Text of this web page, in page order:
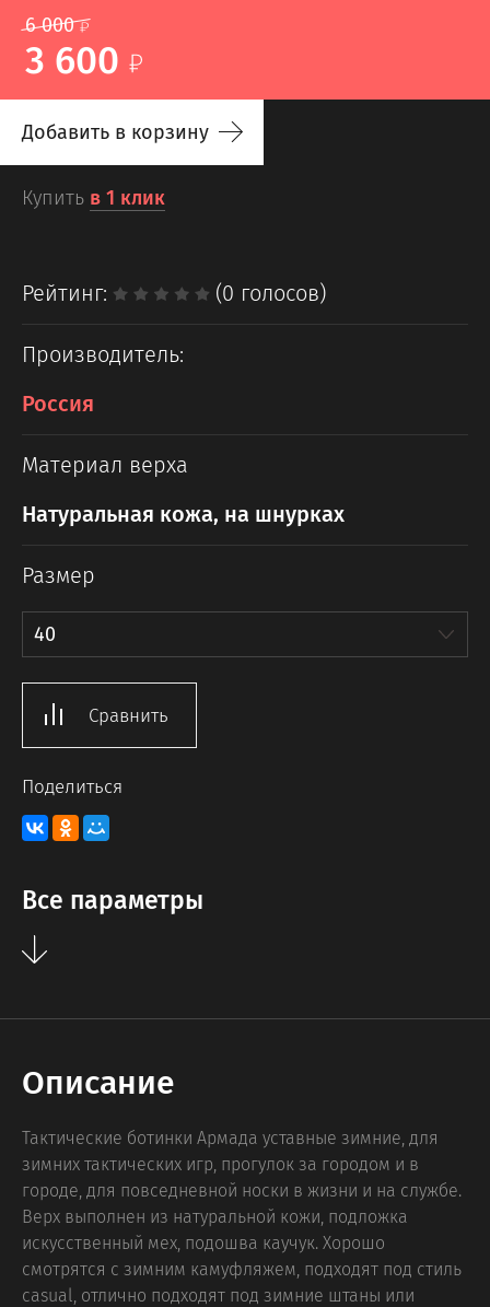
6 000
3 600
Добавить в корзину
Купить в 1 клик
Рейтинг: (0 голосов)
Производитель:
Россия
Материал верха
Натуральная кожа, на шнурках
Размер
40
Сравнить
Поделиться
Все параметры
Описание
Тактические ботинки Армада уставные зимние, для
зимних тактических игр, прогулок за городом и в
городе, для повседневной носки в жизни и на службе.
Верх выполнен из натуральной кожи, подложка
искусственный мех, подошва каучук. Хорошо
смотрятся с зимним камуфляжем, подходят под стиль
casual, отлично подходят под зимние штаны или